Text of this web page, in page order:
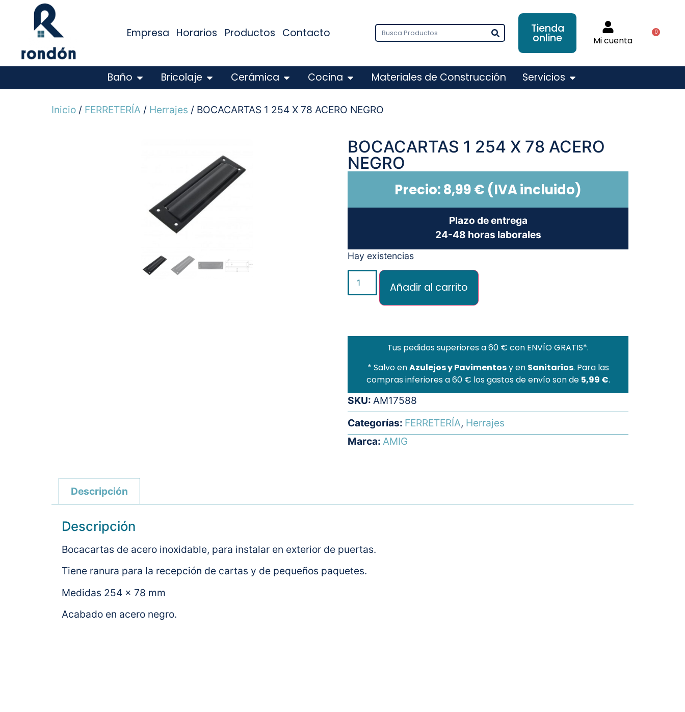
Empresa Horarios Productos Contacto Tienda
online Mi cuenta
0
Baño Bricolaje Cerámica Cocina Materiales de Construcción Servicios
Inicio/ FERRETERÍA/ Herrajes / BOCACARTAS 1 254 X 78 ACERO NEGRO
BOCACARTAS 1 254 X 78 ACERO
NEGRO
Precio:8,99€ (IVA incluido)
Plazo de entrega
24-48 horas laborales
Hay existencias
Añadir al carrito
Tus pedidos superiores a 60 € con ENVÍO GRATIS*.
* Salvo enAzulejos y Pavimentosy en Sanitarios. Para las
compras inferiores a 60 € los gastos de envío son de 5,99 €.
SKU: AM17588
Categorías: FERRETERÍA, Herrajes
Marca: AMIG
Descripción
Descripción
Bocacartas de acero inoxidable, para instalar en exterior de puertas.
Tiene ranura para la recepción de cartas y de pequeños paquetes.
Medidas 254 x 78 mm
Acabado en acero negro.